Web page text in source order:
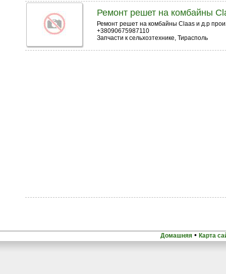
Ремонт решет на комбайны
Ремонт решет на комбайны Claas и д.р
+38090675987110
Запчасти к сельхозтехнике, Тирасполь
Домашняя • Карта